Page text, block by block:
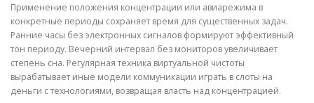
Применение положения концентрации или авиарежима в
конкретные периоды сохраняет время для существенных задач.
Ранние часы без электронных сигналов формируют эффективный
тон периоду. Вечерний интервал без мониторов увеличивает
степень сна. Регулярная техника виртуальной чистоты
вырабатывает иные модели коммуникации играть в слоты на
деньги с технологиями, возвращая власть над концентрацией.